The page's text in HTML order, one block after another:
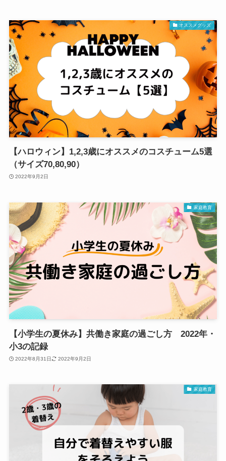
オススメグッズ
【ハロウィン】1,2,3歳にオススメのコスチューム5選
（サイズ70,80,90）
2022年9月2日
家庭教育
【小学生の夏休み】共働き家庭の過ごし方 2022年・
小3の記録
2022年8月31日 2022年9月2日
家庭教育